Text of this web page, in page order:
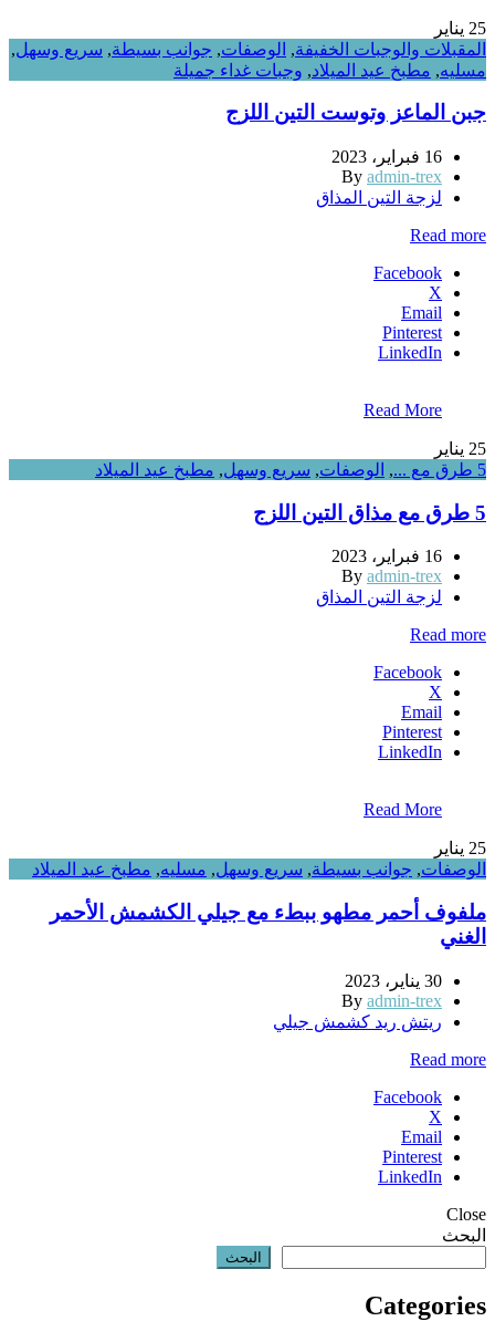
25 يناير
المقبلات والوجبات الخفيفة, الوصفات, جوانب بسيطة, سريع وسهل,
مسليه, مطبخ عيد الميلاد, وجبات غداء جميلة
جبن الماعز وتوست التين اللزج
16 فبراير، 2023
By admin-trex
لزجة التين المذاق
Read more
Facebook
X
Email
Pinterest
LinkedIn
Read More
25 يناير
5 طرق مع ...
, الوصفات, سريع وسهل, مطبخ عيد الميلاد
5 طرق مع مذاق التين اللزج
16 فبراير، 2023
By admin-trex
لزجة التين المذاق
Read more
Facebook
X
Email
Pinterest
LinkedIn
Read More
25 يناير
الوصفات, جوانب بسيطة, سريع وسهل, مسليه, مطبخ عيد الميلاد
ملفوف أحمر مطهو ببطء مع جيلي الكشمش الأحمر
الغني
30 يناير، 2023
By admin-trex
ريتش ريد كشمش جيلي
Read more
Facebook
X
Email
Pinterest
LinkedIn
Close
البحث
البحث
Categories